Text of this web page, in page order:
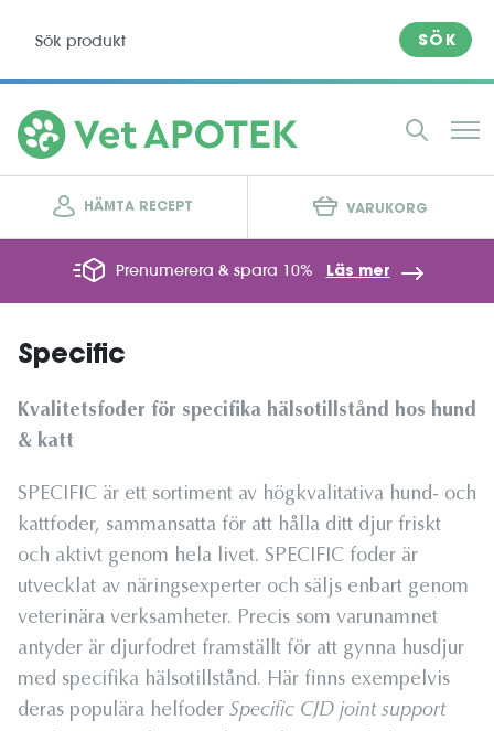
SÖK
HÄMTA RECEPT VARUKORG
Prenumerera & spara 10% Läs mer
Specific
Kvalitetsfoder för specifika hälsotillstånd hos hund
& katt
SPECIFIC är ett sortiment av högkvalitativa hund- och
kattfoder, sammansatta för att hålla ditt djur friskt
och aktivt genom hela livet. SPECIFIC foder är
utvecklat av näringsexperter och säljs enbart genom
veterinära verksamheter. Precis som varunamnet
antyder är djurfodret framställt för att gynna husdjur
med specifika hälsotillstånd. Här finns exempelvis
deras populära helfoder Specific CJD joint support